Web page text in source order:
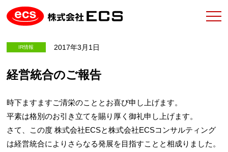
IR情報 2017年3月1日
経営統合のご報告
時下ますますご清栄のこととお喜び申し上げます。
平素は格別のお引き立てを賜り厚く御礼申し上げます。
さて、この度 株式会社ECSと株式会社ECSコンサルティング
は経営統合によりさらなる発展を目指すことと相成りました。